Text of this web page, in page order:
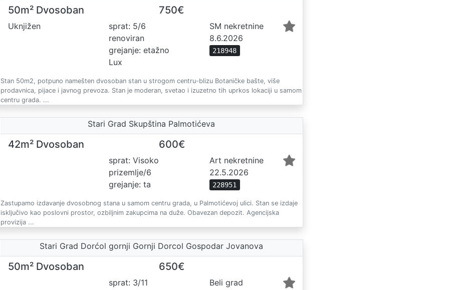
50m² Dvosoban 750€
Uknjižen
sprat: 5/6
renoviran
grejanje: etažno
Lux
SM nekretnine
8.6.2026
218948
Stan 50m2, potpuno namešten dvosoban stan u strogom centru-blizu Botaničke bašte, više
prodavnica, pijace i javnog prevoza. Stan je moderan, svetao i izuzetno tih uprkos lokaciji u samom
centru grada. ...
Stari Grad Skupština Palmotićeva
42m² Dvosoban 600€
sprat: Visoko
prizemlje/6
grejanje: ta
Art nekretnine
22.5.2026
228951
Zastupamo izdavanje dvosobnog stana u samom centru grada, u Palmotićevoj ulici. Stan se izdaje
isključivo kao poslovni prostor, ozbiljnim zakupcima na duže. Obavezan depozit. Agencijska
provizija ...
Stari Grad Dorćol gornji Gornji Dorcol Gospodar Jovanova
50m² Dvosoban 650€
sprat: 3/11
Beli grad